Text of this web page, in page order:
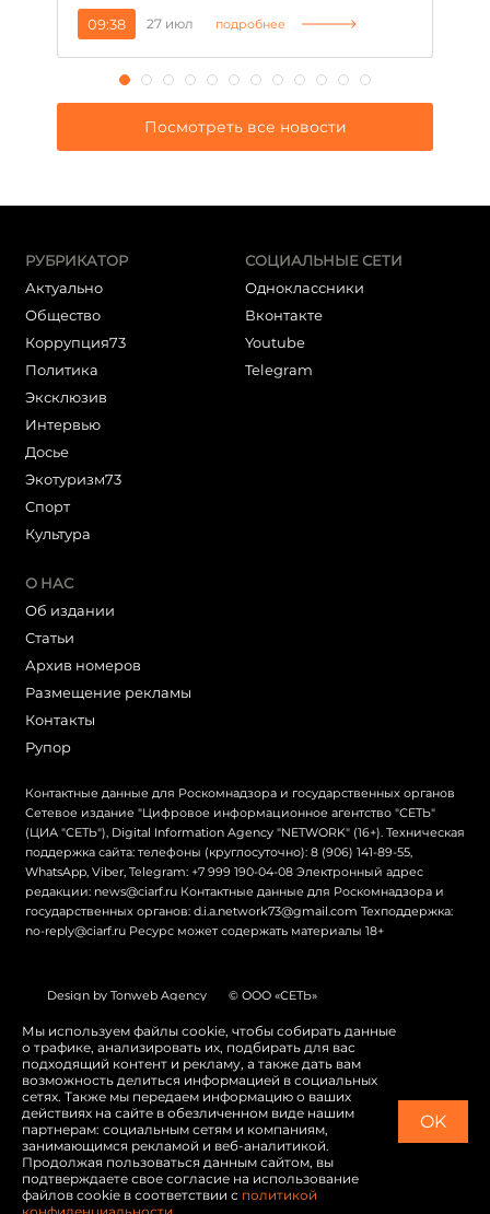
09:38 27 июл подробнее
Посмотреть все новости
РУБРИКАТОР
Актуально
Общество
Коррупция73
Политика
Эксклюзив
Интервью
Досье
Экотуризм73
Cпорт
Культура
СОЦИАЛЬНЫЕ СЕТИ
Одноклассники
Вконтакте
Youtube
Telegram
О НАС
Об издании
Статьи
Архив номеров
Размещение рекламы
Контакты
Рупор
Контактные данные для Роскомнадзора и государственных органов
Сетевое издание "Цифровое информационное агентство "СЕТЬ"
(ЦИА "СЕТЬ"), Digital Information Agency "NETWORK" (16+). Техническая
поддержка сайта: телефоны (круглосуточно): 8 (906) 141-89-55,
WhatsApp, Viber, Telegram: +7 999 190-04-08 Электронный адрес
редакции: news@ciarf.ru Контактные данные для Роскомнадзора и
государственных органов: d.i.a.network73@gmail.com Техподдержка:
no-reply@ciarf.ru Ресурс может содержать материалы 18+
Design by Tonweb Agency © ООО «СЕТЬ»
Политика конфиденциальности Карта сайта
Switch to English
Мы используем файлы cookie, чтобы собирать данные
о трафике, анализировать их, подбирать для вас
подходящий контент и рекламу, а также дать вам
возможность делиться информацией в социальных
сетях. Также мы передаем информацию о ваших
действиях на сайте в обезличенном виде нашим
партнерам: социальным сетям и компаниям,
занимающимся рекламой и веб-аналитикой.
Продолжая пользоваться данным сайтом, вы
подтверждаете свое согласие на использование
файлов cookie в соответствии с политикой
OK